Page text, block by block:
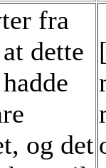
fra
dette
og det